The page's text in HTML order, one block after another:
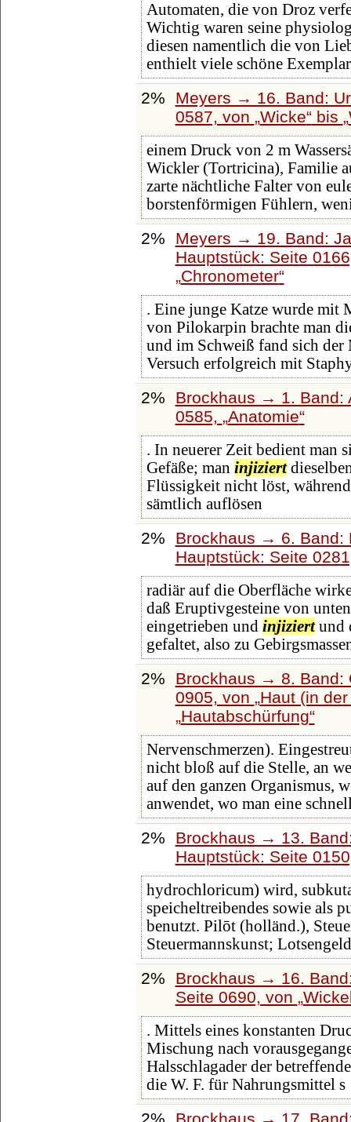
Automaten, die von Droz
Wichtig waren seine
diesen namentlich die von
enthielt viele schöne
2%
Meyers → 16. Band:
0587, von Wicke bis
einem Druck von 2 m
Wickler (Tortricina), Familie
zarte nächtliche Falter von
borstenförmigen Fühlern,
2%
Meyers → 19. Band:
Hauptstück: Seite
Chronometer
. Eine junge Katze wurde mit
von Pilokarpin brachte man
und im Schweiß fand sich
Versuch erfolgreich mit
2%
Brockhaus → 1. Band:
0585,
Anatomie
. In neuerer Zeit bedient man
Gefäße; man injiziert
Flüssigkeit nicht löst,
sämtlich auflösen
2%
Brockhaus → 6. Band:
Hauptstück: Seite
radiär auf die Oberfläche
daß Eruptivgesteine von
eingetrieben und injiziertund
gefaltet, also zu
2%
Brockhaus → 8. Band:
0905, von Haut (in
Hautabschürfung
Nervenschmerzen).
nicht bloß auf die Stelle, an
auf den ganzen Organismus,
anwendet, wo man eine
2%
Brockhaus → 13.
Hauptstück: Seite
hydrochloricum) wird,
speicheltreibendes sowie als
benutzt. Pilōt (holländ.),
Steuermannskunst;
2%
Brockhaus → 16.
Seite 0690, von
. Mittels eines konstanten
Mischung nach
Halsschlagader der
die W. F. für Nahrungsmittel s
2% Brockhaus → 17.